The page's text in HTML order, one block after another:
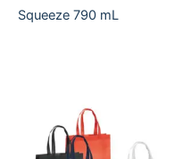
Squeeze 790 mL